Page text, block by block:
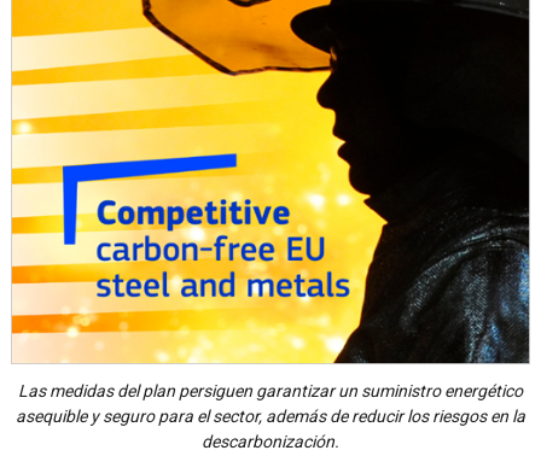
Las medidas del plan persiguen garantizar un suministro energético
asequible y seguro para el sector, además de reducir los riesgos en la
descarbonización.